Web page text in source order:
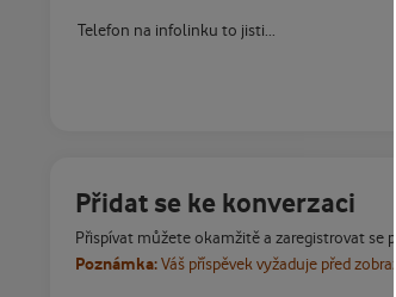
Telefon na infolinku to jisti...
Přidat se ke konverzaci
Přispívat můžete okamžitě a zaregistrovat se
Poznámka:Váš příspěvek vyžaduje před